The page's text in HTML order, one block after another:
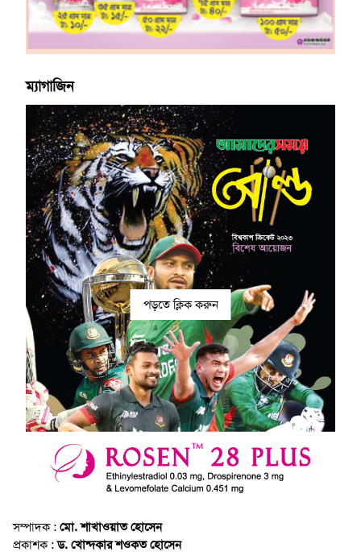
ম্যাগাজিন
পড়তে ক্লিক করুন
সম্পাদক : মো. শাখাওয়াত হোসেন
প্রকাশক :ড. খোন্দকার শওকত হোসেন